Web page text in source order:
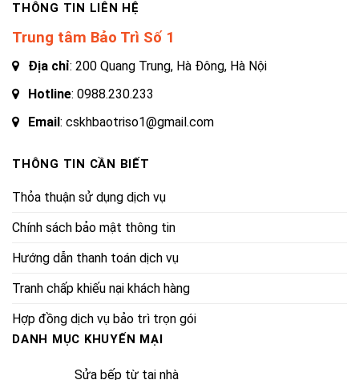
THÔNG TIN LIÊN HỆ
Trung tâm Bảo Trì Số 1
Địa chỉ: 200 Quang Trung, Hà Đông, Hà Nội
Hotline: 0988.230.233
Email: cskhbaotriso1@gmail.com
THÔNG TIN CẦN BIẾT
Thỏa thuận sử dụng dịch vụ
Chính sách bảo mật thông tin
Hướng dẫn thanh toán dịch vụ
Tranh chấp khiếu nại khách hàng
Hợp đồng dịch vụ bảo trì trọn gói
DANH MỤC KHUYẾN MẠI
Sửa bếp từ tại nhà